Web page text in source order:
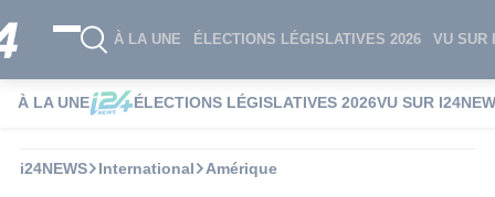
À LA UNE ÉLECTIONS LÉGISLATIVES 2026 VU SUR
À LA UNE ÉLECTIONS LÉGISLATIVES 2026VU SUR
i24NEWS International Amérique